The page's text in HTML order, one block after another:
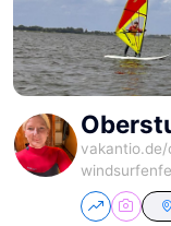
vakantio.de/